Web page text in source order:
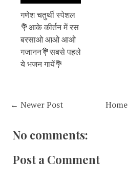
गणेश चतुर्थी स्पेशल
💐आके कीर्तन में रस
बरसाओ आओ आओ
गजानन💐सबसे पहले
ये भजन गायें💐
← Newer Post Home
No comments:
Post a Comment